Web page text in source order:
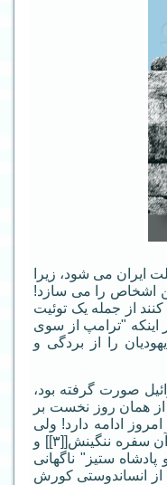
می شود، زیرا
اشخاص را می سازد!
از جمله یک توئیت
اینکه "ترامپ از سوی
را از بردگی و
صورت گرفته بود،
"هویت ملی و فرهنگ ایرانی" که ریشه در ایران باستان دارد را نابود سازد،[[۲]] که از همان روز نخست بر
ادامه دارد! ولی
اکنون که سیاست و دورویی ایجاب می کند، آنهم چند روز پس از یورش به جشن سوری از سوی رهبرشان با آن سفره ننگینش[[۳]] و
همین افراد "کورش ستیز و پادشاه ستیز" ناگهانی
از انساندوستی کورش